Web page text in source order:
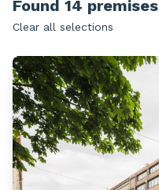
Found 14 premises
Clear all selections